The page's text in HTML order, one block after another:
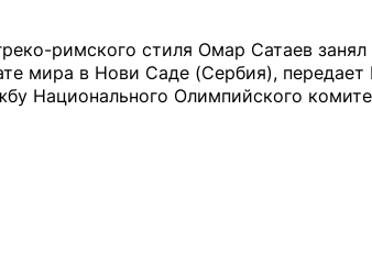
римского стиля Омар Сатаев
мира в Нови Саде (Сербия), передает
Национального Олимпийского